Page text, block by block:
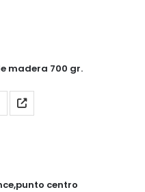
madera 700 gr.
centro